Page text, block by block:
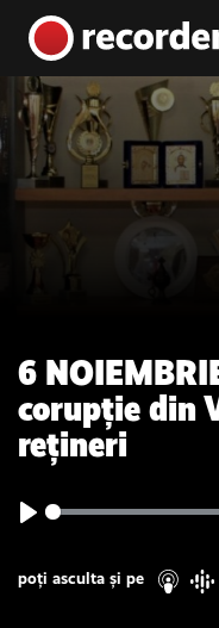
Skip to content
Main
6
corupție din
rețineri
poți asculta și pe